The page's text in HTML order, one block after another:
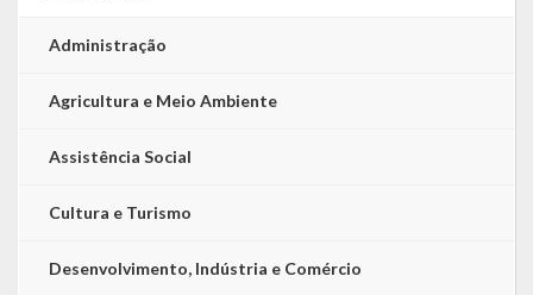
Administração
Agricultura e Meio Ambiente
Assistência Social
Cultura e Turismo
Desenvolvimento, Indústria e Comércio